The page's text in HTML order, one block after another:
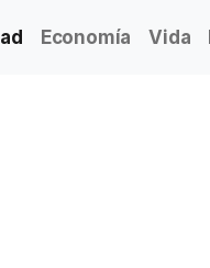
Economía Vida